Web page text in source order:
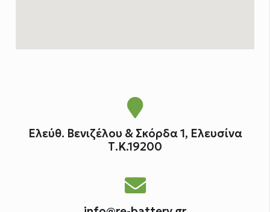
Ελεύθ. Βενιζέλου & Σκόρδα 1, Ελευσίνα
Τ.Κ.19200